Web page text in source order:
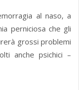
al naso, a
perniciosa che gli
grossi problemi
anche psichici –